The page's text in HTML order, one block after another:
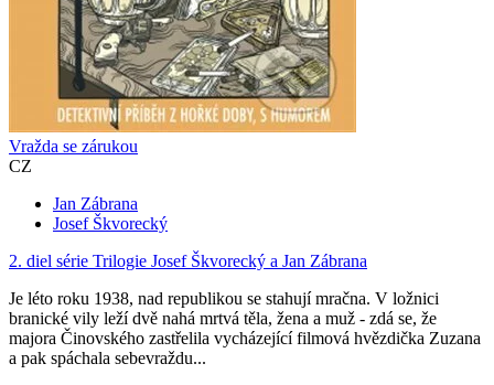
Vražda se zárukou
CZ
Jan Zábrana
Josef Škvorecký
2. diel série Trilogie Josef Škvorecký a Jan Zábrana
Je léto roku 1938, nad republikou se stahují mračna. V ložnici
branické vily leží dvě nahá mrtvá těla, žena a muž - zdá se, že
majora Činovského zastřelila vycházející filmová hvězdička Zuzana
a pak spáchala sebevraždu...